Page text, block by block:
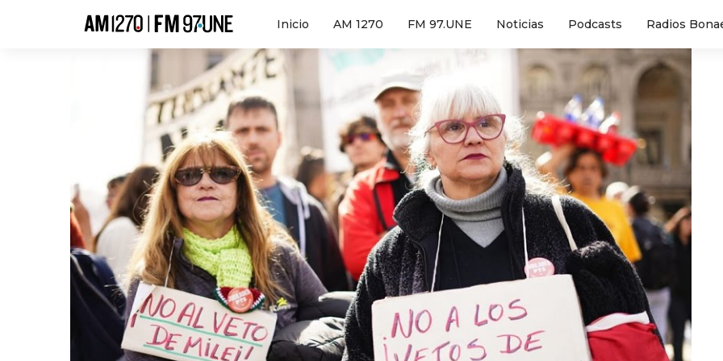
Inicio AM 1270 FM 97.UNE Noticias Podcasts Radios